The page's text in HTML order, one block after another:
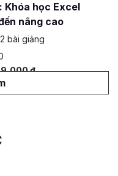
Khóa học Excel
nâng cao
bài giảng
đ
đ
bài giảng